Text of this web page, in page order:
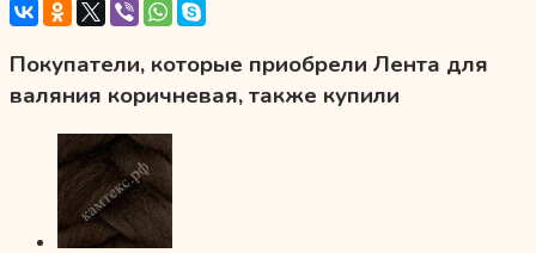
Покупатели, которые приобрели Лента для
валяния коричневая, также купили